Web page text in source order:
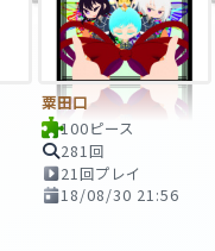
粟田口
100ピース
281回
21回プレイ
18/08/30 21:56